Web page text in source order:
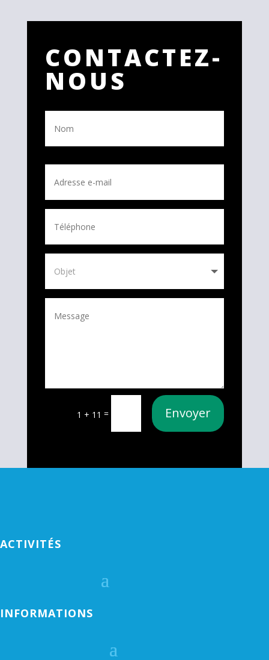
CONTACTEZ-
NOUS
1 + 11 = Envoyer
ACTIVITÉS
INFORMATIONS